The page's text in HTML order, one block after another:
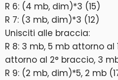
R 6: (4 mb, dim)*3 (15)
R 7: (3 mb, dim)*3 (12)
Unisciti alle braccia:
R 8: 3 mb, 5 mb attorno al
attorno al 2° braccio, 3
R 9: (2 mb, dim)*5, 2 mb